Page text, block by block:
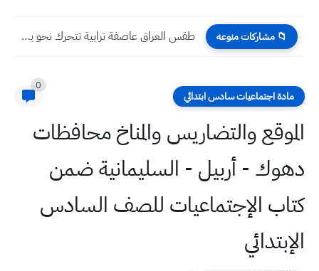
📁 مشاركات منوعه طقس العراق عاصفة ترابية تتحرك نحو بعض المحافظات العراقية خلال...
مادة اجتماعيات سادس ابتدائي
0
الموقع والتضاريس والمناخ محافظات
دهوك - أربيل - السليمانية ضمن
كتاب الإجتماعيات للصف السادس
الإبتدائي